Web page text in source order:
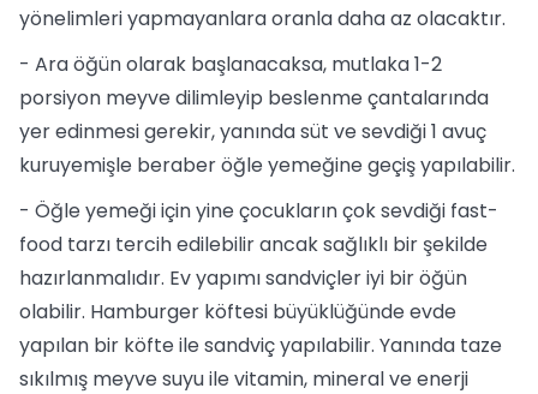
yönelimleri yapmayanlara oranla daha az olacaktır.
- Ara öğün olarak başlanacaksa, mutlaka 1-2
porsiyon meyve dilimleyip beslenme çantalarında
yer edinmesi gerekir, yanında süt ve sevdiği 1 avuç
kuruyemişle beraber öğle yemeğine geçiş yapılabilir.
- Öğle yemeği için yine çocukların çok sevdiği fast-
food tarzı tercih edilebilir ancak sağlıklı bir şekilde
hazırlanmalıdır. Ev yapımı sandviçler iyi bir öğün
olabilir. Hamburger köftesi büyüklüğünde evde
yapılan bir köfte ile sandviç yapılabilir. Yanında taze
sıkılmış meyve suyu ile vitamin, mineral ve enerji